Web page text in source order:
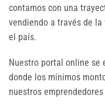
contamos con una
vendiendo a través de
el país.
Nuestro portal online se
donde los mínimos
nuestros